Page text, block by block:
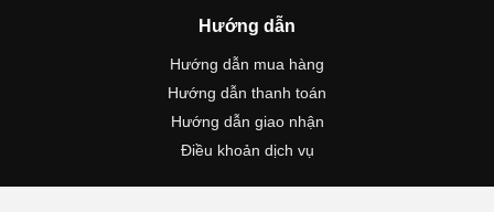
Hướng dẫn
Hướng dẫn mua hàng
Hướng dẫn thanh toán
Hướng dẫn giao nhận
Điều khoản dịch vụ